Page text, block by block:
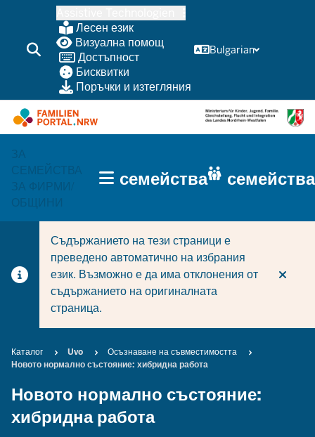
content
Лесен език
Визуална помощ
Достъпност
Бисквитки
Поръчки и изтегляния
Bulgarian
ЗА
СЕМЕЙСТВА
ЗА ФИРМИ/
ОБЩИНИ
(TRÄGERBEREICH)
семейства семейства
Съдържанието на тези страници е
преведено автоматично на избрания
език. Възможно е да има отклонения от
съдържанието на оригиналната
страница.
Breadcrumb
Каталог Uvo
Осъзнаване на съвместимостта
Новото нормално състояние: хибридна работа
Новото нормално състояние:
хибридна работа